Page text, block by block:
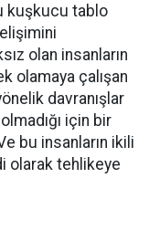
kuşkucu tablo
olan insanların
olamaya çalışan
davranışlar
için bir
bu insanların ikili
olarak tehlikeye